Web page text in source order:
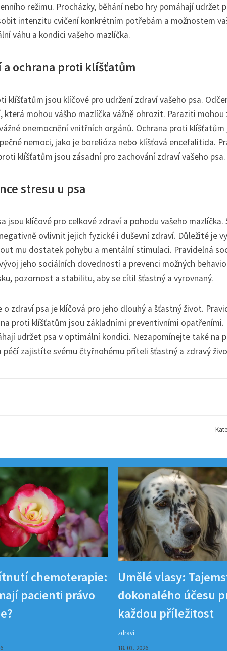
režimu. Procházky, běhání nebo hry pomáhají udržet
intenzitu cvičení konkrétním potřebám a možnostem
váhu a kondici vašeho mazlíčka.
ochrana proti klíšťatům
klíšťatům jsou klíčové pro udržení zdraví vašeho psa.
mohou vášho mazlíčka vážně ohrozit. Paraziti
onemocnění vnitřních orgánů. Ochrana proti klíšťatům
nemoci, jako je borelióza nebo klíšťová encefalitida.
klíšťatům jsou zásadní pro zachování zdraví vašeho psa.
stresu u psa
jsou klíčové pro celkové zdraví a pohodu vašeho mazlíčka.
ovlivnit jejich fyzické i duševní zdraví. Důležité je
mu dostatek pohybu a mentální stimulaci. Pravidelná
jeho sociálních dovedností a prevenci možných
pozornost a stabilitu, aby se cítil šťastný a vyrovnaný.
zdraví psa je klíčová pro jeho dlouhý a šťastný život.
proti klíšťatům jsou základními preventivními opatřeními.
udržet psa v optimální kondici. Nezapomínejte také na
péčí zajistíte svému čtyřnohému příteli šťastný a zdravý
chemoterapie:
pacienti právo
Umělé vlasy:
dokonalého účesu
každou příležitost
zdraví
18. 03. 2026